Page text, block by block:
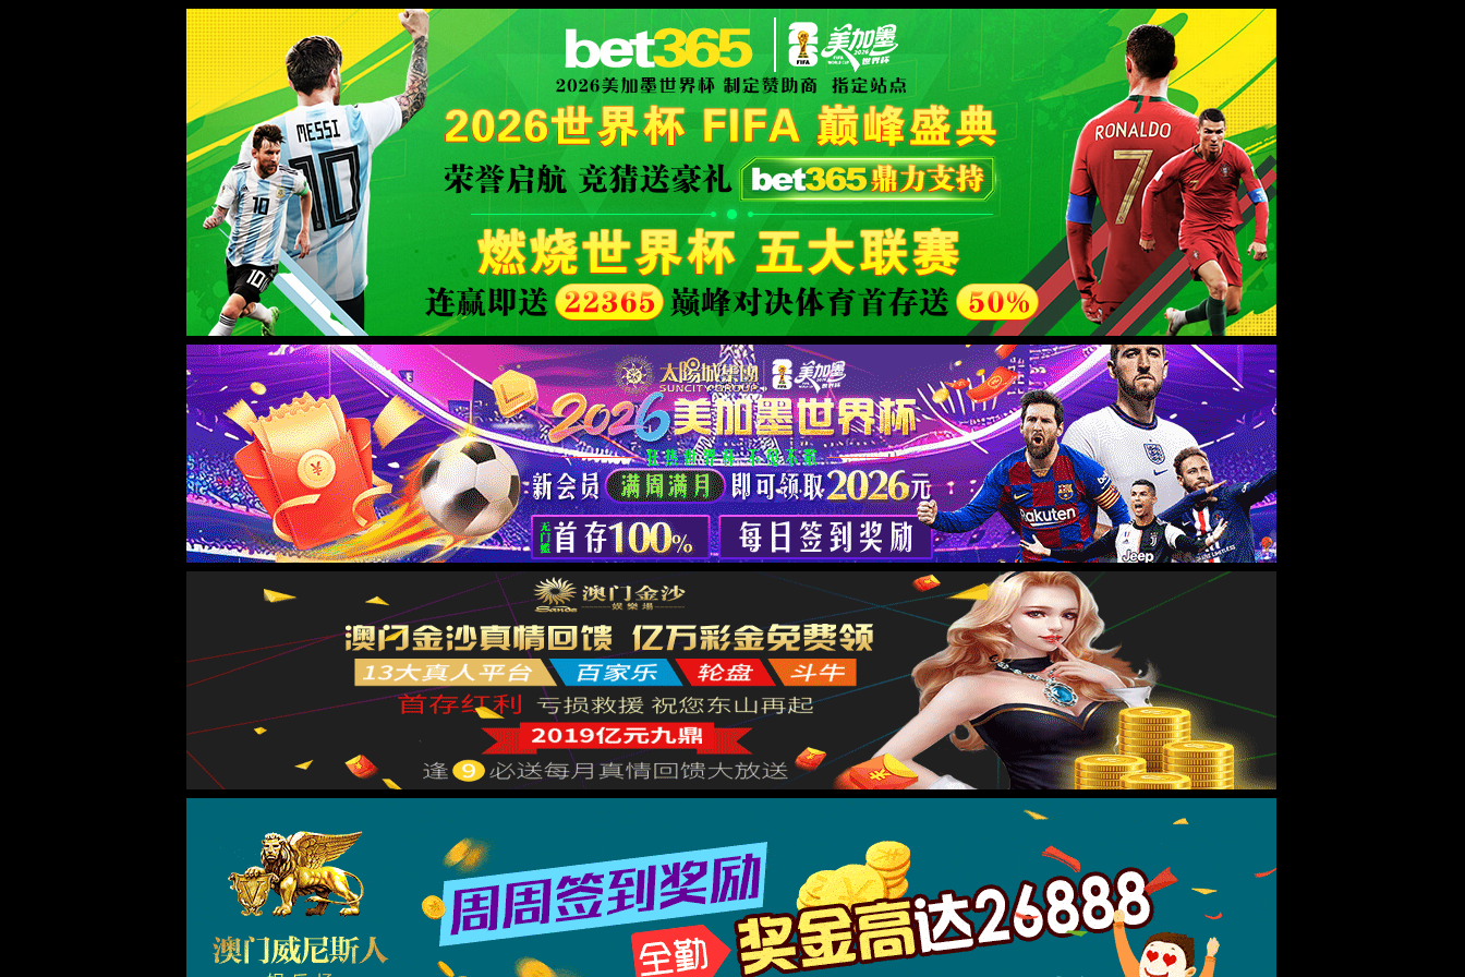
2026买世界杯赛事网站(中国区)-Official website
返回首页
XML 地图